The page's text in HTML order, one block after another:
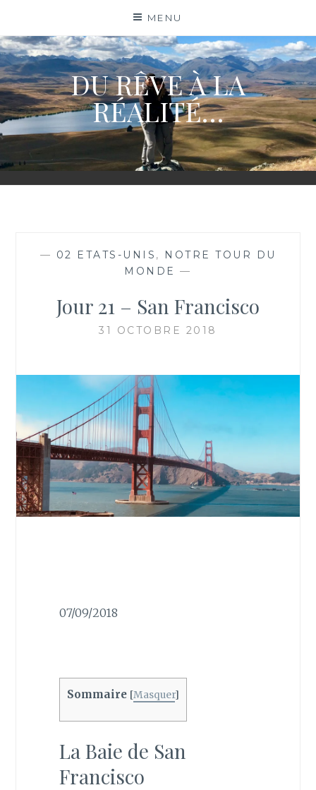
content
MENU
DU RÊVE À LA
RÉALITÉ…
— 02 ETATS-UNIS ,
NOTRE TOUR DU
MONDE —
Jour 21 – San Francisco
31 OCTOBRE 2018
07/09/2018
Sommaire Masquer]
La Baie de San
Francisco